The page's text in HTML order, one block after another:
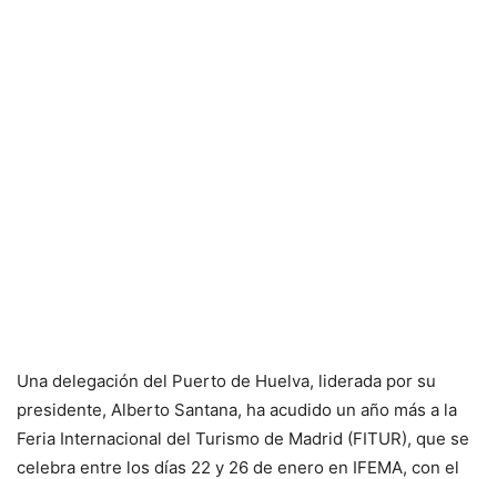
Una delegación del Puerto de Huelva, liderada por su
presidente, Alberto Santana, ha acudido un año más a la
Feria Internacional del Turismo de Madrid (FITUR), que se
celebra entre los días 22 y 26 de enero en IFEMA, con el